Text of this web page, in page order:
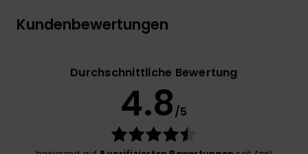
Kundenbewertungen
Durchschnittliche Bewertung
4.8/5